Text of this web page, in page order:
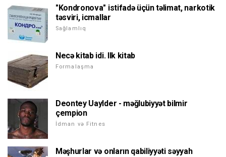
"Kondronova" istifadə üçün təlimat, narkotik
təsviri, icmallar
Sağlamlıq
Necə kitab idi. Ilk kitab
Formalaşma
Deontey Uaylder - məğlubiyyət bilmir
çempion
İdman və Fitnes
Məşhurlar və onların qabiliyyəti səyyah